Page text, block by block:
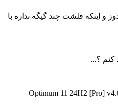
و اینکه فلشت چند گیگه نداره با
کنم ؟...
Optimum 11 24H2 [Pro]